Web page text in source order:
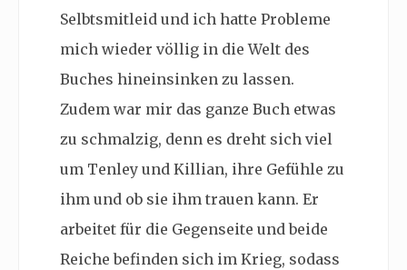
Selbtsmitleid und ich hatte Probleme
mich wieder völlig in die Welt des
Buches hineinsinken zu lassen.
Zudem war mir das ganze Buch etwas
zu schmalzig, denn es dreht sich viel
um Tenley und Killian, ihre Gefühle zu
ihm und ob sie ihm trauen kann. Er
arbeitet für die Gegenseite und beide
Reiche befinden sich im Krieg, sodass